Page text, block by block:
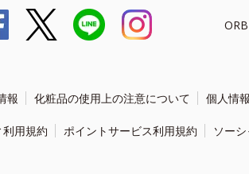
報 化粧品の使用上の注意について 個人情
用規約 ポイントサービス利用規約 ソー